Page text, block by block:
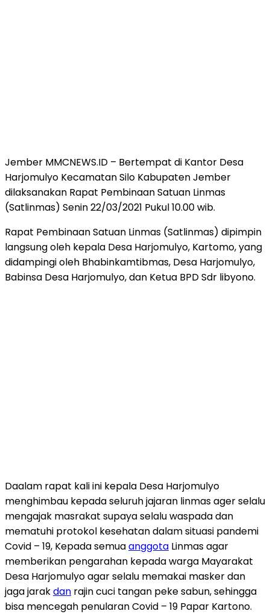
Jember MMCNEWS.ID – Bertempat di Kantor Desa
Harjomulyo Kecamatan Silo Kabupaten Jember
dilaksanakan Rapat Pembinaan Satuan Linmas
(Satlinmas) Senin 22/03/2021 Pukul 10.00 wib.
Rapat Pembinaan Satuan Linmas (Satlinmas) dipimpin
langsung oleh kepala Desa Harjomulyo, Kartomo, yang
didampingi oleh Bhabinkamtibmas, Desa Harjomulyo,
Babinsa Desa Harjomulyo, dan Ketua BPD Sdr libyono.
Daalam rapat kali ini kepala Desa Harjomulyo
menghimbau kepada seluruh jajaran linmas ager selalu
mengajak masrakat supaya selalu waspada dan
mematuhi protokol kesehatan dalam situasi pandemi
Covid – 19, Kepada semuaanggota Linmas agar
memberikan pengarahan kepada warga Mayarakat
Desa Harjomulyo agar selalu memakai masker dan
jaga jarakdan rajin cuci tangan peke sabun, sehingga
bisa mencegah penularan Covid – 19 Papar Kartono.